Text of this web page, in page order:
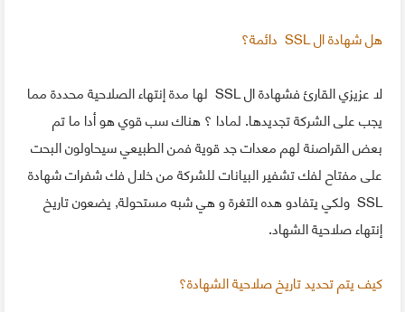
هل شهادة ال SSL دائمة؟
لا عزيزي القارئ فشهادة ال SSL لها مدة إنتهاء الصلاحية محددة مما
يجب على الشركة تجديدها. لمادا ؟ هناك سب قوي هو أدا ما تم
بعض القراصنة لهم معدات جد قوية فمن الطبيعي سيحاولون البحت
على مفتاح لفك تشفير البيانات للشركة من خلال فك شفرات شهادة
SSL ولكي يتفادو هده التغرة و هي شبه مستحولة, يضعون تاريخ
إنتهاء صلاحية الشهاد.
كيف يتم تحديد تاريخ صلاحية الشهادة؟